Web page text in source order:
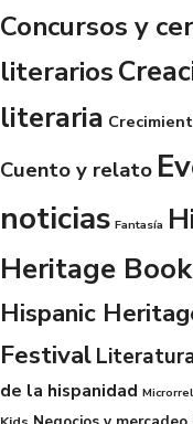
Concursos y
literarios
literaria
Cuento y relato
noticias Fantasía
Heritage
Hispanic
Festival
de la hispanidad